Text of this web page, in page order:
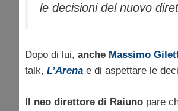
le decisioni del nuovo
Dopo di lui, anche Massimo
talk, L’Arena e di aspettare le
Il neo direttore di Raiuno pare